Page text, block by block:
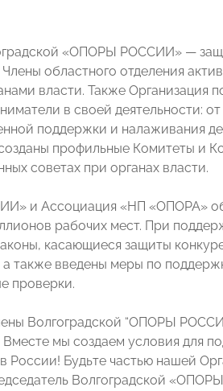
«ОПОРЫ РОССИИ» —
областного отделения
власти. Также Организация
в своей деятельности:
поддержки и налаживания
профильные Комитеты
советах при органах власти.
и Ассоциация «НП «ОПОРА»
рабочих мест. При
касающиеся защиты
также введены меры по
проверки.
Волгоградской “ОПОРЫ
Вместе мы создаем условия для
России! Будьте частью нашей
Волгоградской